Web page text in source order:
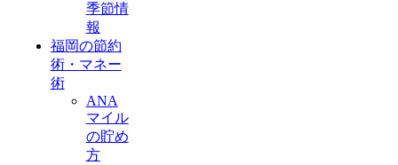
季節情
報
福岡の節約
術・マネー
術
ANA
マイル
の貯め
方